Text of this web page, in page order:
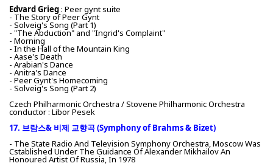
Edvard Grieg: Peer gynt suite
- The Story of Peer Gynt
- Solveig's Song (Part 1)
- "The Abduction" and "Ingrid's Complaint"
- Morning
- In the Hall of the Mountain King
- Aase's Death
- Arabian's Dance
- Anitra's Dance
- Peer Gynt's Homecoming
- Solveig's Song (Part 2)
Czech Philharmonic Orchestra / Stovene Philharmonic Orchestra
conductor : Libor Pesek
17. 브람스& 비제 교향곡 (Symphony of Brahms & Bizet)
- The State Radio And Television Symphony Orchestra, Moscow Was
Cstablished Under The Guidance Of Alexander Mikhailov An
Honoured Artist Of Russia, In 1978